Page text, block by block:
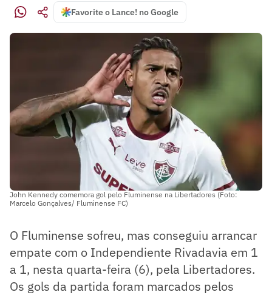
Favorite o Lance! no Google
John Kennedy comemora gol pelo Fluminense na Libertadores (Foto:
Marcelo Gonçalves/ Fluminense FC)
O Fluminense sofreu, mas conseguiu arrancar
empate com o Independiente Rivadavia em 1
a 1, nesta quarta-feira (6), pela Libertadores.
Os gols da partida foram marcados pelos